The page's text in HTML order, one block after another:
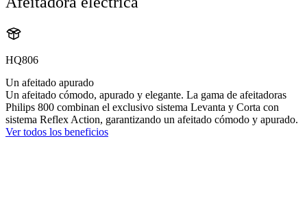
HQ806
Un afeitado apurado
Un afeitado cómodo, apurado y elegante. La gama de afeitadoras
Philips 800 combinan el exclusivo sistema Levanta y Corta con
sistema Reflex Action, garantizando un afeitado cómodo y apurado.
Ver todos los beneficios